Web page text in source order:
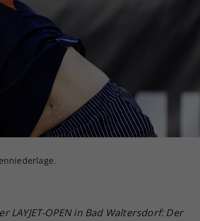
OPEN in Bad Waltersdorf: Der
Ihrer vorgenommen Einstellungen, falls der
Webseiten-Betreiber dies eingestellt hat.